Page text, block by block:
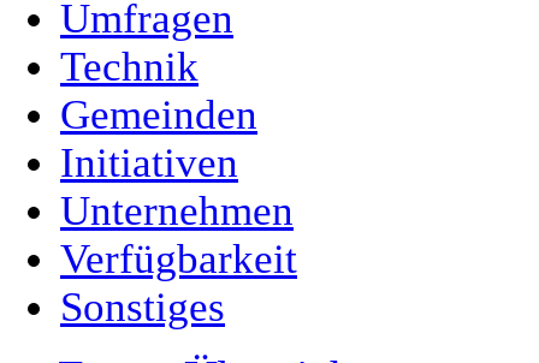
Umfragen
Technik
Gemeinden
Initiativen
Unternehmen
Verfügbarkeit
Sonstiges